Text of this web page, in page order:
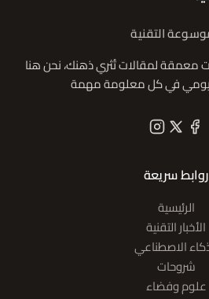
التقنية
معمقة لمقالات تُثري ذهنك، نحن هنا
في كل معلومة مهمة
روابط سريعة
الرئيسية
الأخبار التقنية
الاصطناعي
شروحات
علوم وفضاء